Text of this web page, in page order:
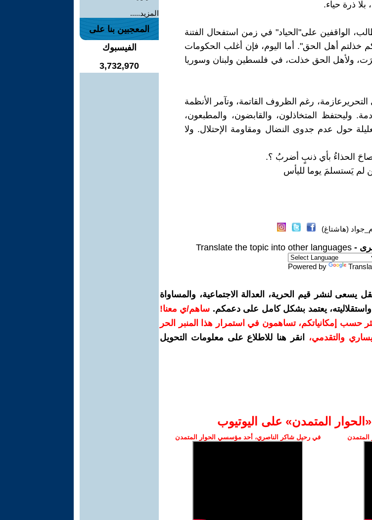
بلا ذرة حياء.
الواقفين على"الحياد" في زمن استفحال الفتنة
خذلتم أهل الحق". أما اليوم، فإن أغلب الحكومات
ولأهل الحق خذلت، في فلسطين ولبنان وسوريا
رغم الظروف القاتمة، وتآمر الأنظمة
وليحتفظ المتخاذلون، والقابضون، والمطبعون،
حول عدم جدوى النضال ومقاومة الإحتلال. ولا
الحذاءُ بأي ذنبٍ أضربُ ؟.
لم يَستسلمَ يوما لليأس
(هاشتاغ)
-
Translate the topic into other languages
Powered by
لنشر قيم الحرية، العدالة الاجتماعية، والمساواة
يعتمد بشكل كامل على دعمكم. ساهم/ي معنا!
سنويًا أو أكثر حسب إمكانياتكم، تساهمون في استمرار هذا المنبر الحر
والتقدمي،
انقر هنا للاطلاع على معلومات التحويل
المتمدن» على اليوتيوب
المتمدن في رحيل شاكر الناصري، أحد مؤسسي الحوار المتمدن
المزيد.....
المعجبين بنا على
الفيسبوك
3,732,970